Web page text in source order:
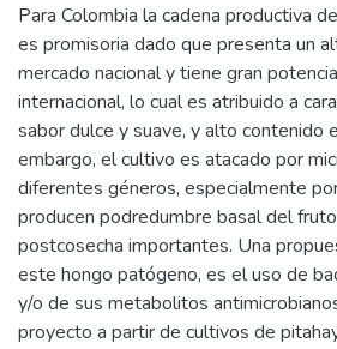
Para Colombia la cadena productiva
es promisoria dado que presenta un
mercado nacional y tiene gran
internacional, lo cual es atribuido a
sabor dulce y suave, y alto contenido
embargo, el cultivo es atacado por
diferentes géneros, especialmente
producen podredumbre basal del
postcosecha importantes. Una
este hongo patógeno, es el uso de
y/o de sus metabolitos
proyecto a partir de cultivos de